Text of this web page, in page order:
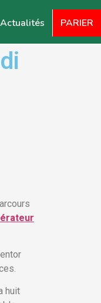
Actualités PARIER
huit